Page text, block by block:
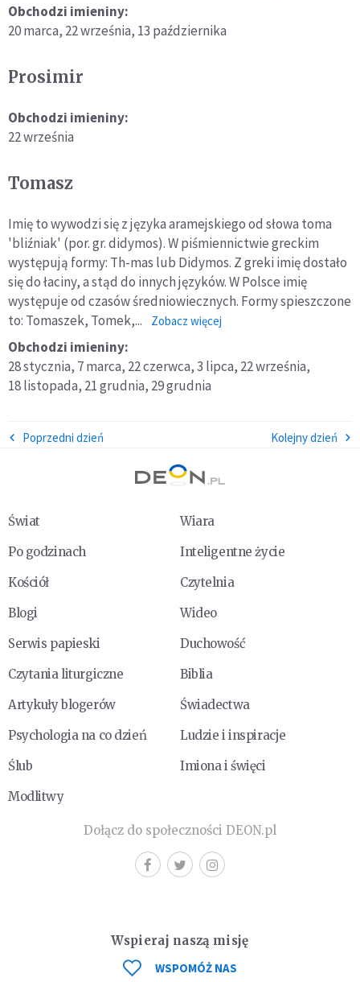
Obchodzi imieniny:
20 marca, 22 września, 13 października
Prosimir
Obchodzi imieniny:
22 września
Tomasz
Imię to wywodzi się z języka aramejskiego od słowa toma
'bliźniak' (por. gr. didymos). W piśmiennictwie greckim
występują formy: Th-mas lub Didymos. Z greki imię dostało
się do łaciny, a stąd do innych języków. W Polsce imię
występuje od czasów średniowiecznych. Formy spieszczone
to: Tomaszek, Tomek,...
Zobacz więcej
Obchodzi imieniny:
28 stycznia, 7 marca, 22 czerwca,3 lipca, 22 września,
18 listopada, 21 grudnia, 29 grudnia
Poprzedni dzień Kolejny dzień
Świat
Wiara
Po godzinach
Inteligentne życie
Kościół
Czytelnia
Blogi
Wideo
Serwis papieski
Duchowość
Czytania liturgiczne
Biblia
Artykuły blogerów
Świadectwa
Psychologia na co dzień
Ludzie i inspiracje
Ślub
Imiona i święci
Modlitwy
Dołącz do społeczności DEON.pl
Wspieraj naszą misję
WSPOMÓŻ NAS